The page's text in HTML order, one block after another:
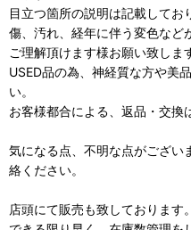
目立つ箇所の説明は記載して
傷、汚れ、経年に伴う変色など
ご理解頂けます様お願い致しま
USED品の為、神経質な方や美
い。
お客様都合による、返品・交換
気になる点、不明な点がござい
絡ください。
店頭にて販売も致しております。